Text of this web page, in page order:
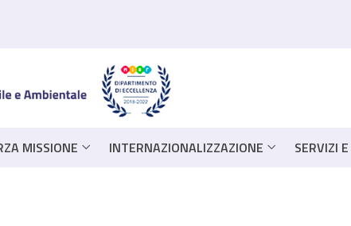
MISSIONE INTERNAZIONALIZZAZIONE SERVIZI